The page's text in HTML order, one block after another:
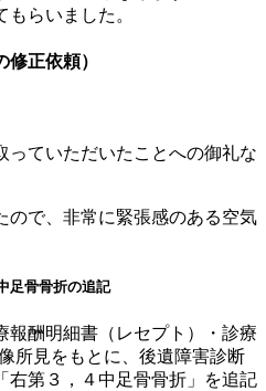
らいました。
正依頼）
っていただいたことへの御礼な
ので、非常に緊張感のある空気
足骨骨折の追記
報酬明細書（レセプト）・診療
所見をもとに、後遺障害診断
右第３，４中足骨骨折」を追記